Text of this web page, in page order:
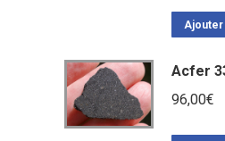
Ajouter
Acfer
96,00€